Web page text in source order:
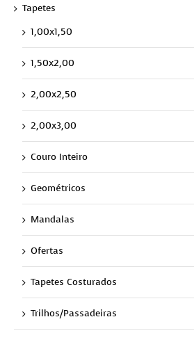
Tapetes
1,00x1,50
1,50x2,00
2,00x2,50
2,00x3,00
Couro Inteiro
Geométricos
Mandalas
Ofertas
Tapetes Costurados
Trilhos/Passadeiras